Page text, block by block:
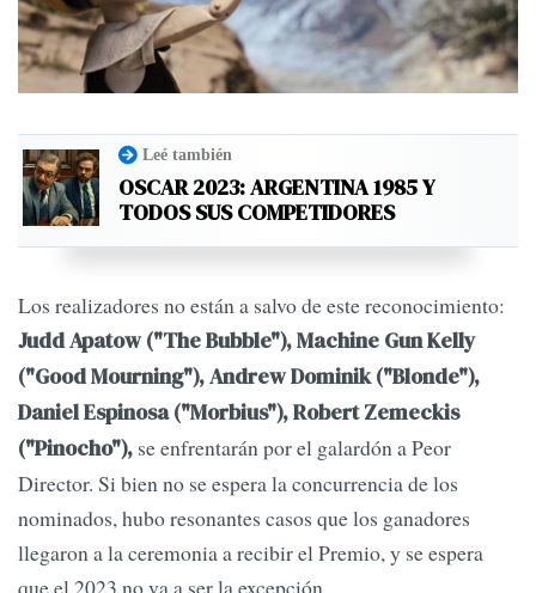
Leé también
OSCAR 2023: ARGENTINA 1985 Y
TODOS SUS COMPETIDORES
Los realizadores no están a salvo de este reconocimiento:
Judd Apatow ("The Bubble"), Machine Gun Kelly
("Good Mourning"), Andrew Dominik ("Blonde"),
Daniel Espinosa ("Morbius"), Robert Zemeckis
("Pinocho"), se enfrentarán por el galardón a Peor
Director. Si bien no se espera la concurrencia de los
nominados, hubo resonantes casos que los ganadores
llegaron a la ceremonia a recibir el Premio, y se espera
que el 2023 no va a ser la excepción.